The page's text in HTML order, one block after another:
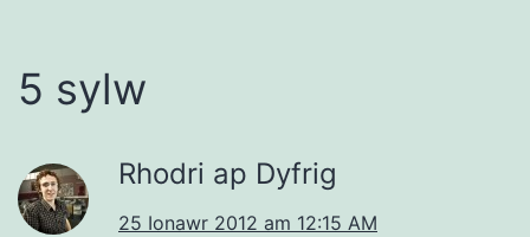
5 sylw
Rhodri ap Dyfrig
25 Ionawr 2012 am 12:15 AM